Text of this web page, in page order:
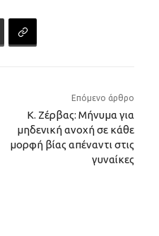
Επόμενο άρθρο
Κ. Ζέρβας: Μήνυμα για
μηδενική ανοχή σε κάθε
μορφή βίας απέναντι στις
γυναίκες